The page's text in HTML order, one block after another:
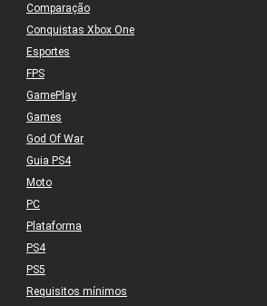
Comparação
Conquistas Xbox One
Esportes
FPS
GamePlay
Games
God Of War
Guia PS4
Moto
PC
Plataforma
PS4
PS5
Requisitos mínimos